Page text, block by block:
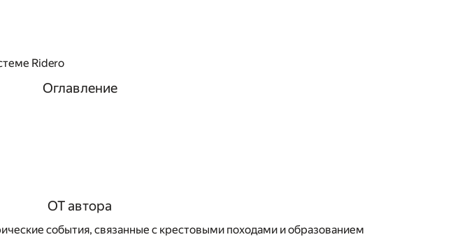
Ridero
Оглавление
ОТ автора
события, связанные с крестовыми походами и образованием